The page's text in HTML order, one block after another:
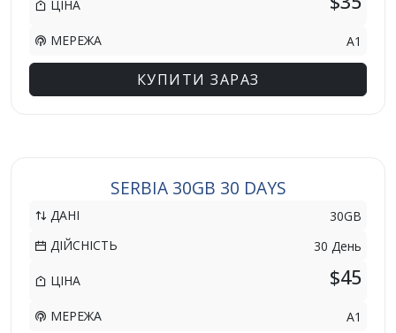
ЦІНА
МЕРЕЖА A1
КУПИТИ ЗАРАЗ
SERBIA 30GB 30 DAYS
ДАНІ
30GB
ДІЙСНІСТЬ
30 День
ЦІНА $45
МЕРЕЖА A1